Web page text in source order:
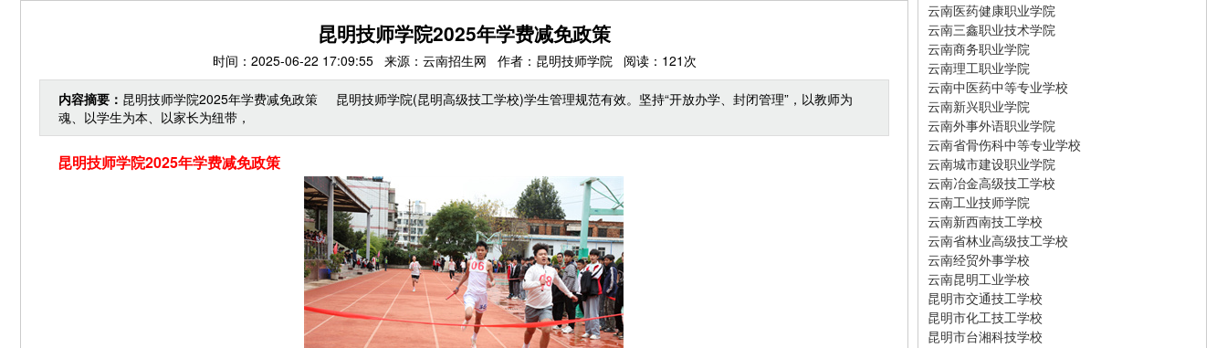
昆明技师学院2025年学费减免政策
时间：2025-06-22 17:09:55 来源：云南招生网 作者：昆明技师学院 阅读：121次
内容摘要： 昆明技师学院2025年学费减免政策 昆明技师学院(昆明高级技工学校)学生管理规范有效。坚持“开放办学、封闭管理”，以教师为
魂、以学生为本、以家长为纽带，
昆明技师学院2025年学费减免政策
云南医药健康职业学院
云南三鑫职业技术学院
云南商务职业学院
云南理工职业学院
云南中医药中等专业学校
云南新兴职业学院
云南外事外语职业学院
云南省骨伤科中等专业学校
云南城市建设职业学院
云南冶金高级技工学校
云南工业技师学院
云南新西南技工学校
云南省林业高级技工学校
云南经贸外事学校
云南昆明工业学校
昆明市交通技工学校
昆明市化工技工学校
昆明市台湘科技学校